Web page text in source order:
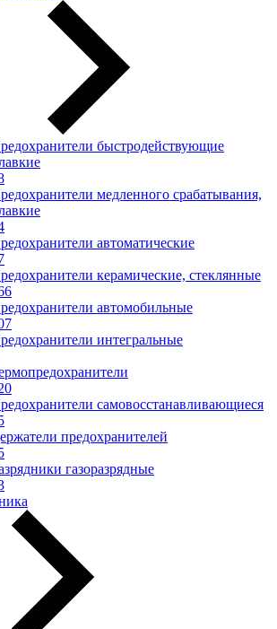
быстродействующие
медленного срабатывания,
автоматические
керамические, стеклянные
автомобильные
интегральные
самовосстанавливающиеся
предохранителей
газоразрядные